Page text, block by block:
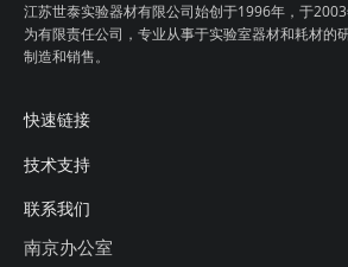
江苏世泰实验器材有限公司始创于1996年， 于
为有限责任公司，专业从事于实验室器材和耗材的研
制造和销售。
快速链接
技术支持
联系我们
南京办公室